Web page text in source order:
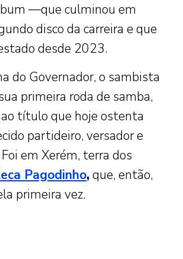
—que culminou em
disco da carreira e que
desde 2023.
do Governador, o sambista
primeira roda de samba,
título que hoje ostenta
partideiro, versador e
em Xerém, terra dos
Pagodinho,que, então,
primeira vez.